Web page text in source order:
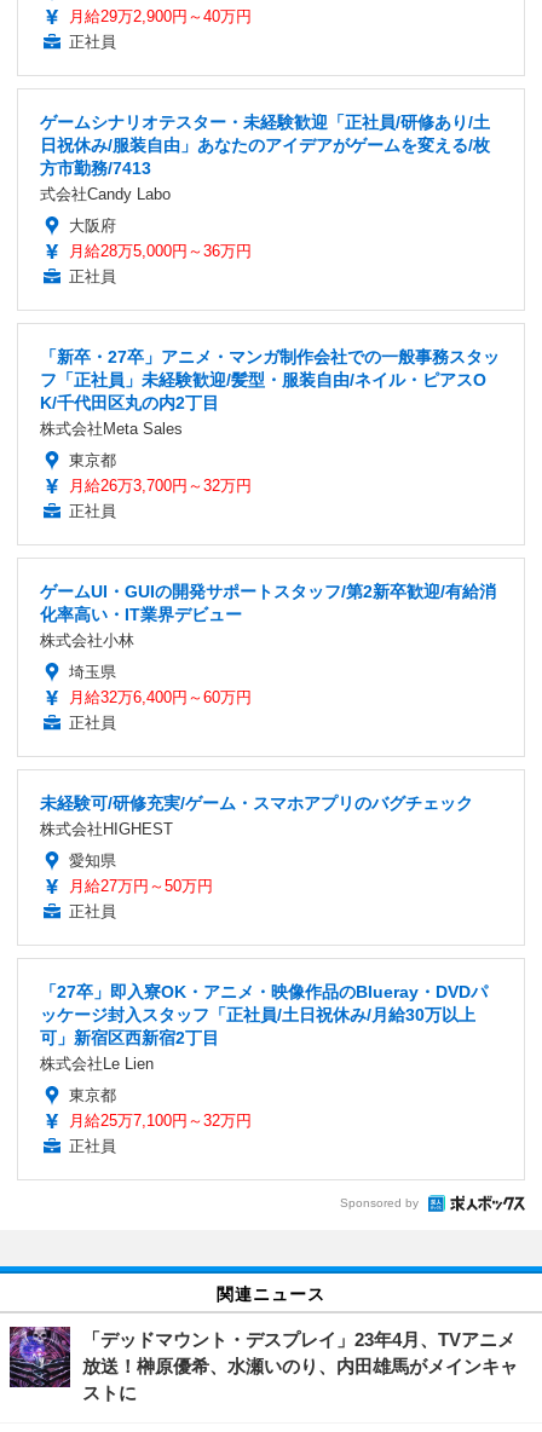
月給29万2,900円～40万円
正社員
ゲームシナリオテスター・未経験歓迎「正社員/研修あり/土
日祝休み/服装自由」あなたのアイデアがゲームを変える/枚
方市勤務/7413
式会社Candy Labo
大阪府
月給28万5,000円～36万円
正社員
「新卒・27卒」アニメ・マンガ制作会社での一般事務スタッ
フ「正社員」未経験歓迎/髪型・服装自由/ネイル・ピアスO
K/千代田区丸の内2丁目
株式会社Meta Sales
東京都
月給26万3,700円～32万円
正社員
ゲームUI・GUIの開発サポートスタッフ/第2新卒歓迎/有給消
化率高い・IT業界デビュー
株式会社小林
埼玉県
月給32万6,400円～60万円
正社員
未経験可/研修充実/ゲーム・スマホアプリのバグチェック
株式会社HIGHEST
愛知県
月給27万円～50万円
正社員
「27卒」即入寮OK・アニメ・映像作品のBlueray・DVDパ
ッケージ封入スタッフ「正社員/土日祝休み/月給30万以上
可」新宿区西新宿2丁目
株式会社Le Lien
東京都
月給25万7,100円～32万円
正社員
Sponsored by
関連ニュース
「デッドマウント・デスプレイ」23年4月、TVアニメ
放送！榊原優希、水瀬いのり、内田雄馬がメインキャ
ストに